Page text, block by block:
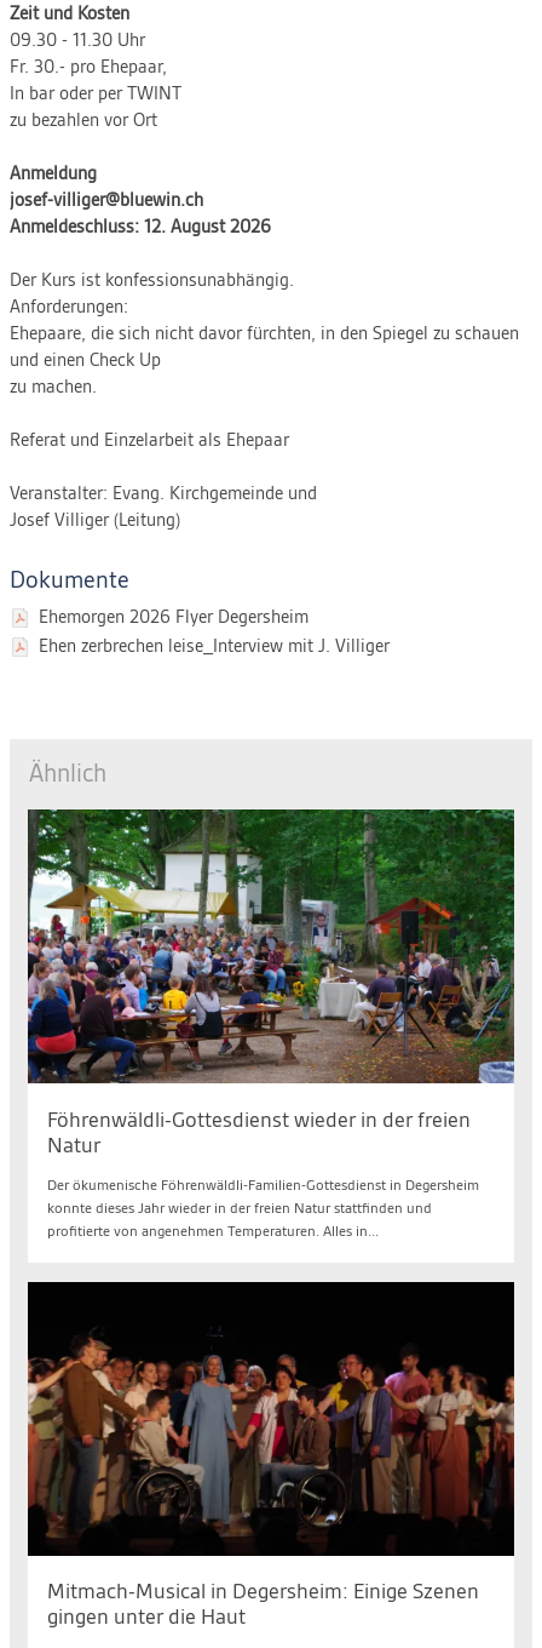
Zeit und Kosten
09.30 - 11.30 Uhr
Fr. 30.- pro Ehepaar,
In bar oder per TWINT
zu bezahlen vor Ort
Anmeldung
josef-villiger@bluewin.ch
Anmeldeschluss: 12. August 2026
Der Kurs ist konfessionsunabhängig.
Anforderungen:
Ehepaare, die sich nicht davor fürchten, in den Spiegel zu schauen
und einen Check Up
zu machen.
Referat und Einzelarbeit als Ehepaar
Veranstalter: Evang. Kirchgemeinde und
Josef Villiger (Leitung)
Dokumente
Ehemorgen 2026 Flyer Degersheim
Ehen zerbrechen leise_Interview mit J. Villiger
Ähnlich
Föhrenwäldli-Gottesdienst wieder in der freien
Natur
Der ökumenische Föhrenwäldli-Familien-Gottesdienst in Degersheim
konnte dieses Jahr wieder in der freien Natur stattfinden und
profitierte von angenehmen Temperaturen. Alles in...
Mitmach-Musical in Degersheim: Einige Szenen
gingen unter die Haut